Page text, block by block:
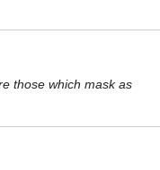
those which mask as